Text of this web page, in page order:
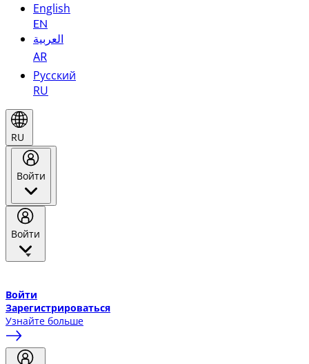
English
EN
العربية
AR
Русский
RU
RU
Войти
Войти
Войти
Зарегистрироваться
Узнайте больше